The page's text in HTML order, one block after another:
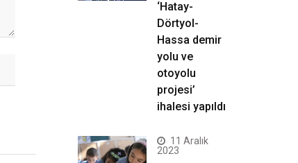
‘Hatay-
Dörtyol-
Hassa demir
yolu ve
otoyolu
projesi’
ihalesi yapıldı
11 Aralık
2023